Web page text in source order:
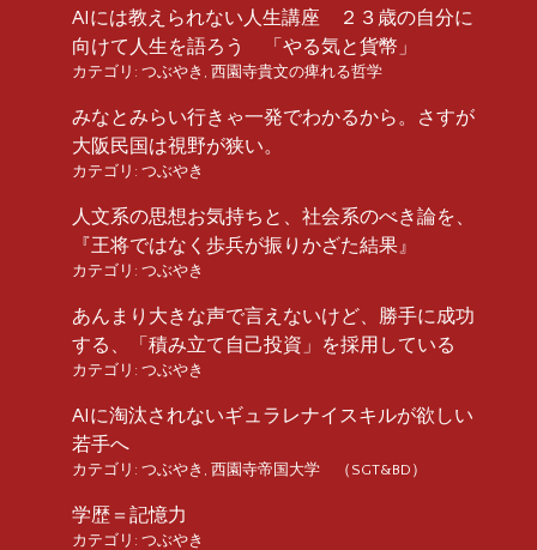
AIには教えられない人生講座 ２３歳の自分に
向けて人生を語ろう 「やる気と貨幣」
カテゴリ: つぶやき 西園寺貴文の痺れる哲学
みなとみらい行きゃ一発でわかるから。さすが
大阪民国は視野が狭い。
カテゴリ: つぶやき
人文系の思想お気持ちと、社会系のべき論を、
『王将ではなく歩兵が振りかざた結果』
カテゴリ: つぶやき
あんまり大きな声で言えないけど、勝手に成功
する、「積み立て自己投資」を採用している
カテゴリ: つぶやき
AIに淘汰されないギュラレナイスキルが欲しい
若手へ
カテゴリ: つぶやき 西園寺帝国大学 （SGT&BD）
学歴＝記憶力
カテゴリ: つぶやき